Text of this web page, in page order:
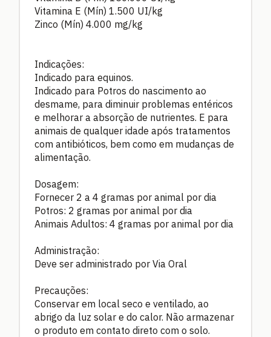
Vitamina E (Mín) 1.500 UI/kg
Zinco (Mín) 4.000 mg/kg
Indicações:
Indicado para equinos.
Indicado para Potros do nascimento ao
desmame, para diminuir problemas entéricos
e melhorar a absorção de nutrientes. E para
animais de qualquer idade após tratamentos
com antibióticos, bem como em mudanças de
alimentação.
Dosagem:
Fornecer 2 a 4 gramas por animal por dia
Potros: 2 gramas por animal por dia
Animais Adultos: 4 gramas por animal por dia
Administração:
Deve ser administrado por Via Oral
Precauções:
Conservar em local seco e ventilado, ao
abrigo da luz solar e do calor. Não armazenar
o produto em contato direto com o solo.